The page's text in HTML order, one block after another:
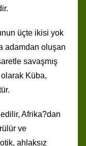
üçte ikisi yok
adamdan oluşan
savaşmış
Küba,
Afrika?dan
ve
ahlaksız